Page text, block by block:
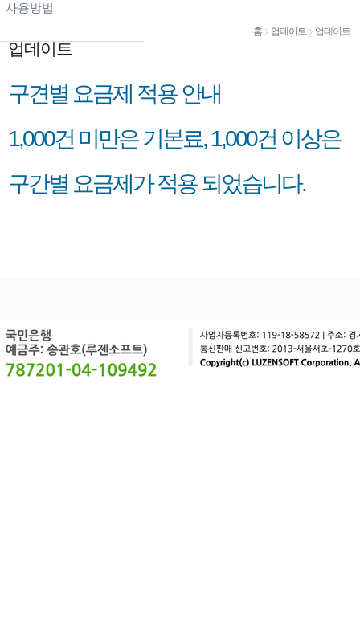
사용방법
홈 업데이트 업데이트
업데이트
구견별 요금제 적용 안내
1,000건 미만은 기본료, 1,000건 이상은
구간별 요금제가 적용 되었습니다.